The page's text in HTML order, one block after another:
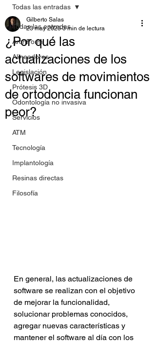
Todas las entradas
ArchForm
Alineadores
Legislación
Prótesis 3D
Odontología no invasiva
Servicios
ATM
Tecnología
Implantología
Resinas directas
Filosofía
Todas las entradas
¿Por qué las
actualizaciones de los
softwares de movimientos
de ortodoncia funcionan
peor?
Gilberto Salas
23 may 2023 3 min de lectura
En general, las actualizaciones de
software se realizan con el objetivo
de mejorar la funcionalidad,
solucionar problemas conocidos,
agregar nuevas características y
mantener el software al día con los